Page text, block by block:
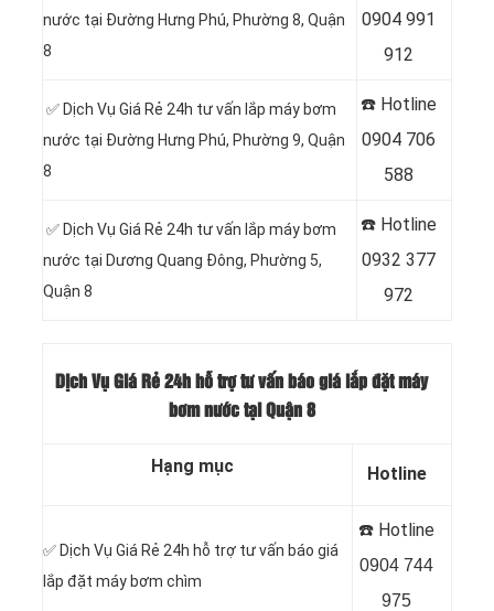
nước tại Đường Hưng Phú, Phường 8, Quận
8
0904 991
912
✅ Dịch Vụ Giá Rẻ 24h tư vấn lắp máy bơm
nước tại Đường Hưng Phú, Phường 9, Quận
8
☎️ Hotline
0904 706
588
✅ Dịch Vụ Giá Rẻ 24h tư vấn lắp máy bơm
nước tại Dương Quang Đông, Phường 5,
Quận 8
☎️ Hotline
0932 377
972
Dịch Vụ Giá Rẻ 24h hỗ trợ tư vấn báo giá lắp đặt máy
bơm nước tại Quận 8
Hạng mục Hotline
✅ Dịch Vụ Giá Rẻ 24h hỗ trợ tư vấn báo giá
lắp đặt máy bơm chìm
☎️ Hotline
0904 744
975